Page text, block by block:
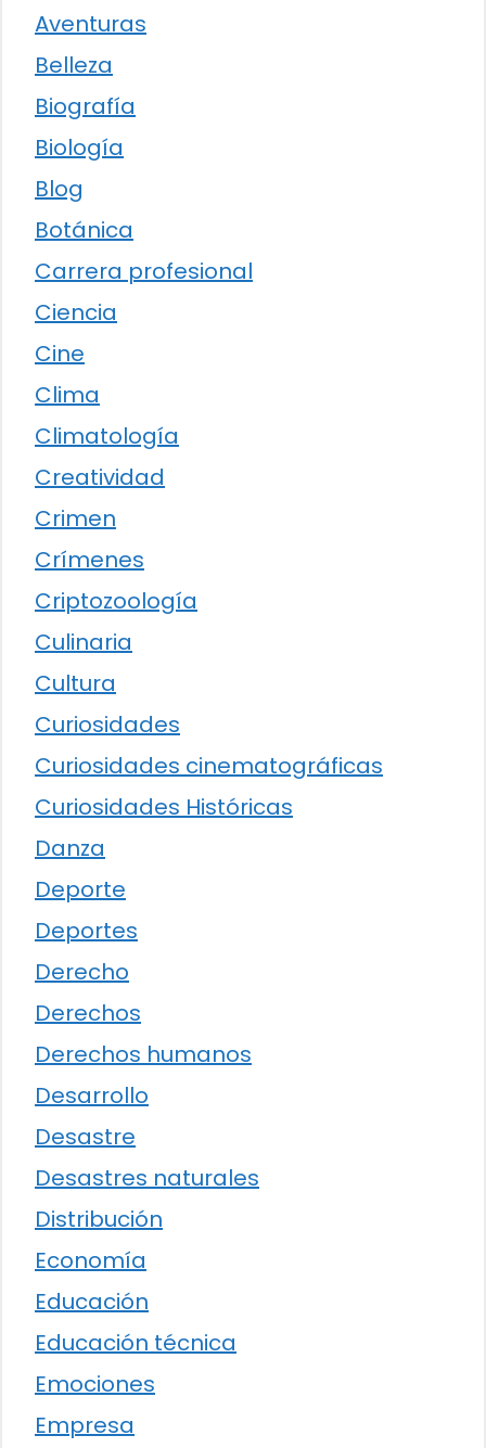
Aventuras
Belleza
Biografía
Biología
Blog
Botánica
Carrera profesional
Ciencia
Cine
Clima
Climatología
Creatividad
Crimen
Crímenes
Criptozoología
Culinaria
Cultura
Curiosidades
Curiosidades cinematográficas
Curiosidades Históricas
Danza
Deporte
Deportes
Derecho
Derechos
Derechos humanos
Desarrollo
Desastre
Desastres naturales
Distribución
Economía
Educación
Educación técnica
Emociones
Empresa